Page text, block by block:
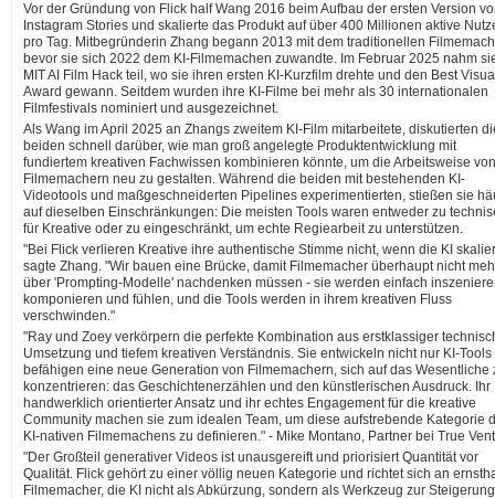
Vor der Gründung von Flick half Wang 2016 beim Aufbau der ersten Version
Instagram Stories und skalierte das Produkt auf über 400 Millionen aktive
pro Tag. Mitbegründerin Zhang begann 2013 mit dem traditionellen
bevor sie sich 2022 dem KI-Filmemachen zuwandte. Im Februar 2025 nahm
MIT AI Film Hack teil, wo sie ihren ersten KI-Kurzfilm drehte und den Best
Award gewann. Seitdem wurden ihre KI-Filme bei mehr als 30 internationalen
Filmfestivals nominiert und ausgezeichnet.
Als Wang im April 2025 an Zhangs zweitem KI-Film mitarbeitete, diskutierten
beiden schnell darüber, wie man groß angelegte Produktentwicklung mit
fundiertem kreativen Fachwissen kombinieren könnte, um die Arbeitsweise von
Filmemachern neu zu gestalten. Während die beiden mit bestehenden KI-
Videotools und maßgeschneiderten Pipelines experimentierten, stießen sie
auf dieselben Einschränkungen: Die meisten Tools waren entweder zu
für Kreative oder zu eingeschränkt, um echte Regiearbeit zu unterstützen.
"Bei Flick verlieren Kreative ihre authentische Stimme nicht, wenn die KI
sagte Zhang. "Wir bauen eine Brücke, damit Filmemacher überhaupt nicht
über 'Prompting-Modelle' nachdenken müssen - sie werden einfach
komponieren und fühlen, und die Tools werden in ihrem kreativen Fluss
verschwinden."
"Ray und Zoey verkörpern die perfekte Kombination aus erstklassiger
Umsetzung und tiefem kreativen Verständnis. Sie entwickeln nicht nur KI-Tools
befähigen eine neue Generation von Filmemachern, sich auf das Wesentliche
konzentrieren: das Geschichtenerzählen und den künstlerischen Ausdruck. Ihr
handwerklich orientierter Ansatz und ihr echtes Engagement für die kreative
Community machen sie zum idealen Team, um diese aufstrebende Kategorie
KI-nativen Filmemachens zu definieren." - Mike Montano, Partner bei True
"Der Großteil generativer Videos ist unausgereift und priorisiert Quantität vor
Qualität. Flick gehört zu einer völlig neuen Kategorie und richtet sich an
Filmemacher, die KI nicht als Abkürzung, sondern als Werkzeug zur Steigerung